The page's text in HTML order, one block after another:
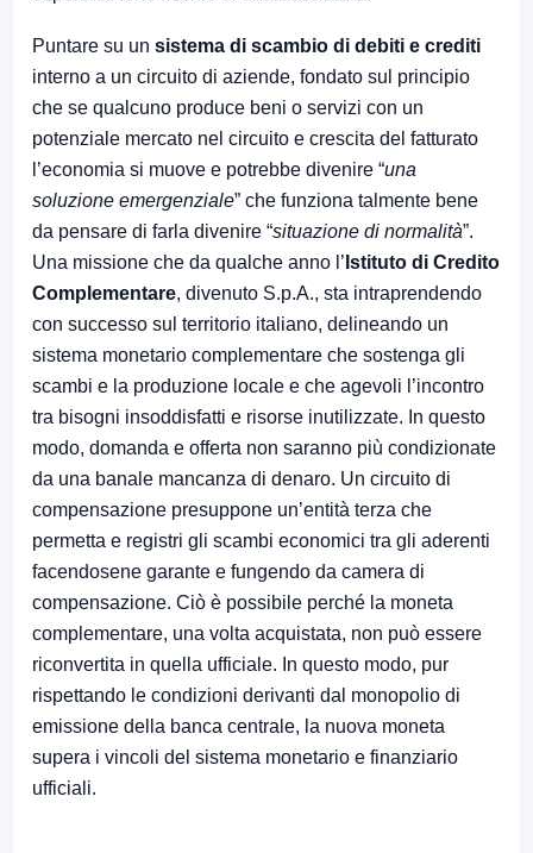
Puntare su un sistema di scambio di debiti e crediti
interno a un circuito di aziende, fondato sul principio
che se qualcuno produce beni o servizi con un
potenziale mercato nel circuito e crescita del fatturato
l’economia si muove e potrebbe divenire “una
soluzione emergenziale” che funziona talmente bene
da pensare di farla divenire “situazione di normalità”.
Una missione che da qualche anno l’ Istituto di Credito
Complementare, divenuto S.p.A., sta intraprendendo
con successo sul territorio italiano, delineando un
sistema monetario complementare che sostenga gli
scambi e la produzione locale e che agevoli l’incontro
tra bisogni insoddisfatti e risorse inutilizzate. In questo
modo, domanda e offerta non saranno più condizionate
da una banale mancanza di denaro. Un circuito di
compensazione presuppone un’entità terza che
permetta e registri gli scambi economici tra gli aderenti
facendosene garante e fungendo da camera di
compensazione. Ciò è possibile perché la moneta
complementare, una volta acquistata, non può essere
riconvertita in quella ufficiale. In questo modo, pur
rispettando le condizioni derivanti dal monopolio di
emissione della banca centrale, la nuova moneta
supera i vincoli del sistema monetario e finanziario
ufficiali.